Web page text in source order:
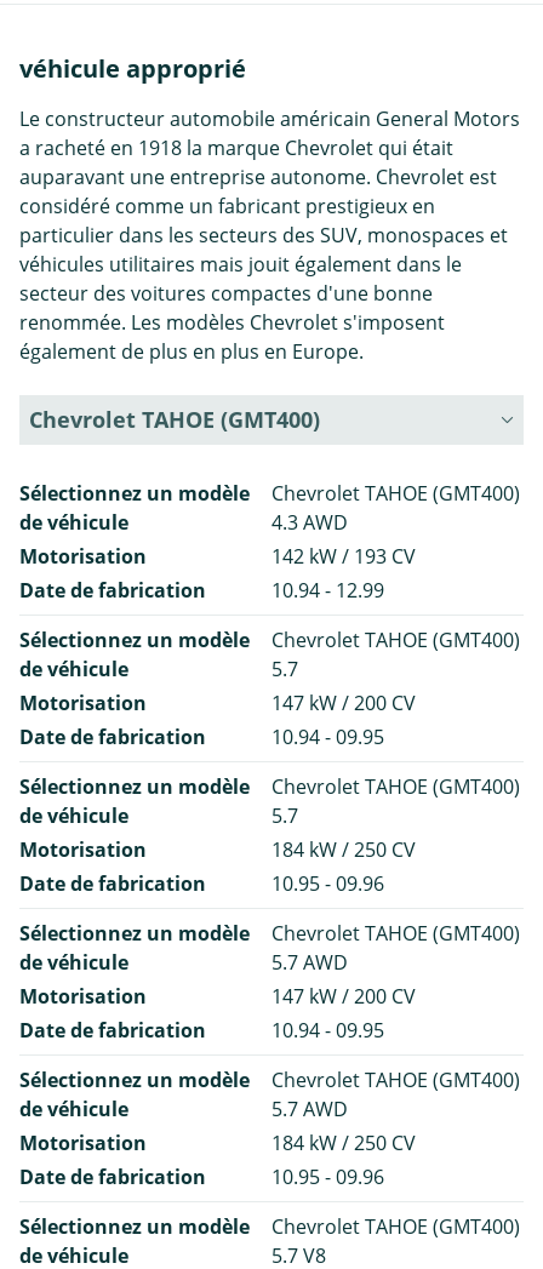
véhicule approprié
Le constructeur automobile américain General Motors
a racheté en 1918 la marque Chevrolet qui était
auparavant une entreprise autonome. Chevrolet est
considéré comme un fabricant prestigieux en
particulier dans les secteurs des SUV, monospaces et
véhicules utilitaires mais jouit également dans le
secteur des voitures compactes d'une bonne
renommée. Les modèles Chevrolet s'imposent
également de plus en plus en Europe.
Chevrolet TAHOE (GMT400)
Sélectionnez un modèle
de véhicule
Chevrolet TAHOE (GMT400)
4.3 AWD
Motorisation
142 kW / 193 CV
Date de fabrication
10.94 - 12.99
Sélectionnez un modèle
de véhicule
Chevrolet TAHOE (GMT400)
5.7
Motorisation
147 kW / 200 CV
Date de fabrication
10.94 - 09.95
Sélectionnez un modèle
de véhicule
Chevrolet TAHOE (GMT400)
5.7
Motorisation
184 kW / 250 CV
Date de fabrication
10.95 - 09.96
Sélectionnez un modèle
de véhicule
Chevrolet TAHOE (GMT400)
5.7 AWD
Motorisation
147 kW / 200 CV
Date de fabrication
10.94 - 09.95
Sélectionnez un modèle
de véhicule
Chevrolet TAHOE (GMT400)
5.7 AWD
Motorisation
184 kW / 250 CV
Date de fabrication
10.95 - 09.96
Sélectionnez un modèle
de véhicule
Chevrolet TAHOE (GMT400)
5.7 V8